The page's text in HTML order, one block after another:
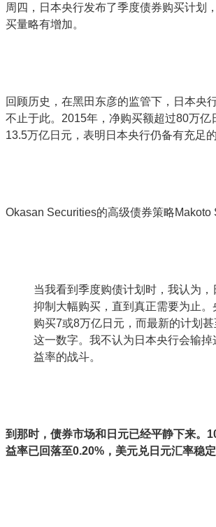
周四，日本央行发布了季度债券购买计划
买量略有增加。
回顾历史，在黑田东彦的监管下，日本央
不止于此。2015年，净购买额超过80万亿
13.5万亿日元，表明日本央行仍备有充足的
Okasan Securities的高级债券策略Makoto
当我看到季度购债计划时，我认为，
抑制大幅购买，直到真正需要为止。
购买7或8万亿日元，而最新的计划
这一数字。我不认为日本央行会输掉
益率的战斗。
到那时，债券市场和日元已经平静下来。
益率已回落至0.20%，美元兑日元汇率稳定